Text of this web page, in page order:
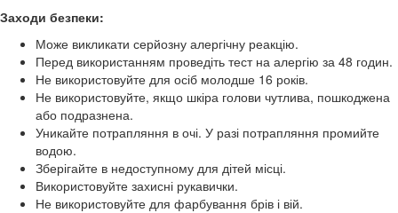
Заходи безпеки:
Може викликати серйозну алергічну реакцію.
Перед використанням проведіть тест на алергію за 48 годин.
Не використовуйте для осіб молодше 16 років.
Не використовуйте, якщо шкіра голови чутлива, пошкоджена
або подразнена.
Уникайте потрапляння в очі. У разі потрапляння промийте
водою.
Зберігайте в недоступному для дітей місці.
Використовуйте захисні рукавички.
Не використовуйте для фарбування брів і вій.